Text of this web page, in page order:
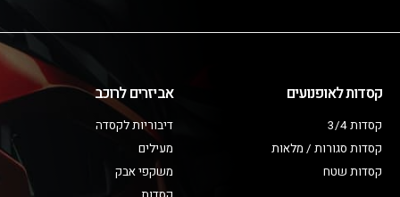
קסדות לאופנועים
קסדות 3/4
קסדות סגורות / מלאות
קסדות שטח
אביזרים לרוכב
דיבוריות לקסדה
מעילים
משקפי אבק